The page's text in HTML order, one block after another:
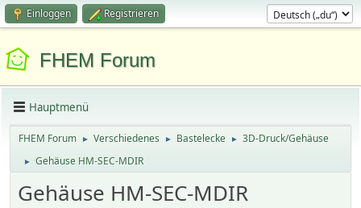
Einloggen Registrieren
FHEM Forum
Hauptmenü
FHEM Forum ► Verschiedenes ► Bastelecke ► 3D-Druck/Gehäuse
► Gehäuse HM-SEC-MDIR
Gehäuse HM-SEC-MDIR